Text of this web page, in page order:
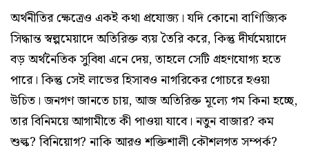
অর্থনীতির ক্ষেত্রেও একই কথা প্রযোজ্য। যদি কোনো বাণিজ্যিক
সিদ্ধান্ত স্বল্পমেয়াদে অতিরিক্ত ব্যয় তৈরি করে, কিন্তু দীর্ঘমেয়াদে
বড় অর্থনৈতিক সুবিধা এনে দেয়, তাহলে সেটি গ্রহণযোগ্য হতে
পারে। কিন্তু সেই লাভের হিসাবও নাগরিকের গোচরে হওয়া
উচিত। জনগণ জানতে চায়, আজ অতিরিক্ত মূল্যে গম কিনা হচ্ছে,
তার বিনিময়ে আগামীতে কী পাওয়া যাবে। নতুন বাজার? কম
শুল্ক? বিনিয়োগ? নাকি আরও শক্তিশালী কৌশলগত সম্পর্ক?